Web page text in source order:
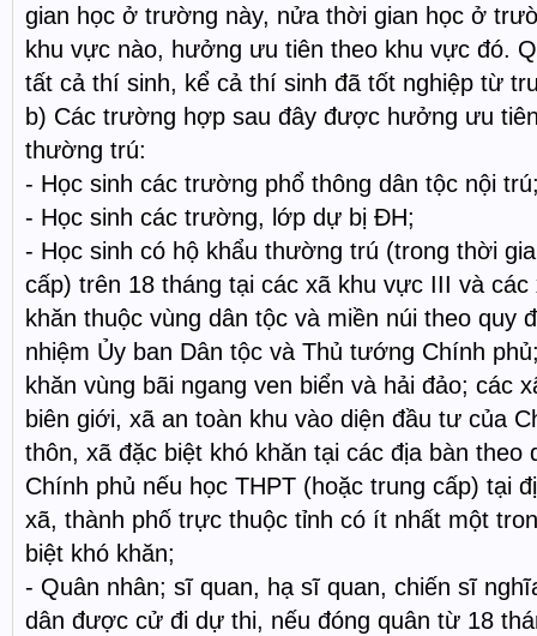
gian học ở trường này, nửa thời gian học ở
khu vực nào, hưởng ưu tiên theo khu vực đó.
tất cả thí sinh, kể cả thí sinh đã tốt nghiệp từ
b) Các trường hợp sau đây được hưởng ưu
thường trú:
- Học sinh các trường phổ thông dân tộc nội
- Học sinh các trường, lớp dự bị ĐH;
- Học sinh có hộ khẩu thường trú (trong thời
cấp) trên 18 tháng tại các xã khu vực III và
khăn thuộc vùng dân tộc và miền núi theo quy
nhiệm Ủy ban Dân tộc và Thủ tướng Chính
khăn vùng bãi ngang ven biển và hải đảo; các
biên giới, xã an toàn khu vào diện đầu tư của
thôn, xã đặc biệt khó khăn tại các địa bàn theo
Chính phủ nếu học THPT (hoặc trung cấp) tại
xã, thành phố trực thuộc tỉnh có ít nhất một
biệt khó khăn;
- Quân nhân; sĩ quan, hạ sĩ quan, chiến sĩ
dân được cử đi dự thi, nếu đóng quân từ 18